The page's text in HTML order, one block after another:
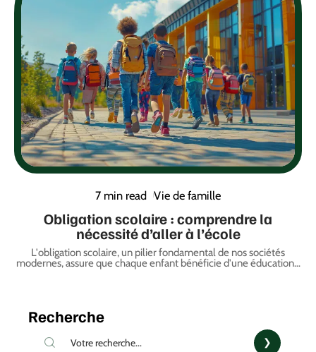
7 min read Vie de famille
Obligation scolaire : comprendre la
nécessité d’aller à l’école
L'obligation scolaire, un pilier fondamental de nos sociétés
modernes, assure que chaque enfant bénéficie d'une éducation…
Recherche